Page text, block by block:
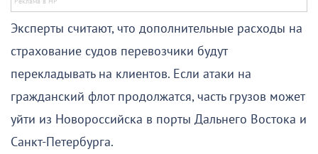
Эксперты считают, что дополнительные расходы на
страхование судов перевозчики будут
перекладывать на клиентов. Если атаки на
гражданский флот продолжатся, часть грузов может
уйти из Новороссийска в порты Дальнего Востока и
Санкт-Петербурга.